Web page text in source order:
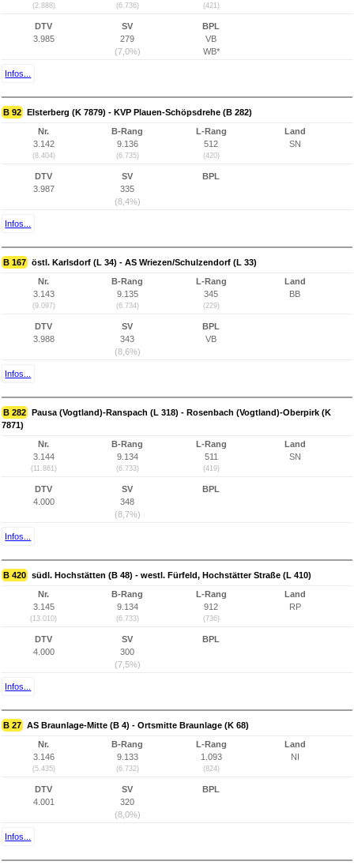
(2.888) (6.736) (421)
DTV
3.985
SV
279
(7,0%)
BPL
VB
WB*
Infos...
B 92 Elsterberg (K 7879) - KVP Plauen-Schöpsdrehe (B 282)
Nr.
3.142
(8.404)
B-Rang
9.136
(6.735)
L-Rang
512
(420)
Land
SN
DTV
3.987
SV
335
(8,4%)
BPL
Infos...
B 167 östl. Karlsdorf (L 34) - AS Wriezen/Schulzendorf (L 33)
Nr.
3.143
(9.097)
B-Rang
9.135
(6.734)
L-Rang
345
(229)
Land
BB
DTV
3.988
SV
343
(8,6%)
BPL
VB
Infos...
B 282 Pausa (Vogtland)-Ranspach (L 318) - Rosenbach (Vogtland)-Oberpirk (K
7871)
Nr.
3.144
(11.861)
B-Rang
9.134
(6.733)
L-Rang
511
(419)
Land
SN
DTV
4.000
SV
348
(8,7%)
BPL
Infos...
B 420 südl. Hochstätten (B 48) - westl. Fürfeld, Hochstätter Straße (L 410)
Nr.
3.145
(13.010)
B-Rang
9.134
(6.733)
L-Rang
912
(736)
Land
RP
DTV
4.000
SV
300
(7,5%)
BPL
Infos...
B 27 AS Braunlage-Mitte (B 4) - Ortsmitte Braunlage (K 68)
Nr.
3.146
(5.435)
B-Rang
9.133
(6.732)
L-Rang
1.093
(824)
Land
NI
DTV
4.001
SV
320
(8,0%)
BPL
Infos...